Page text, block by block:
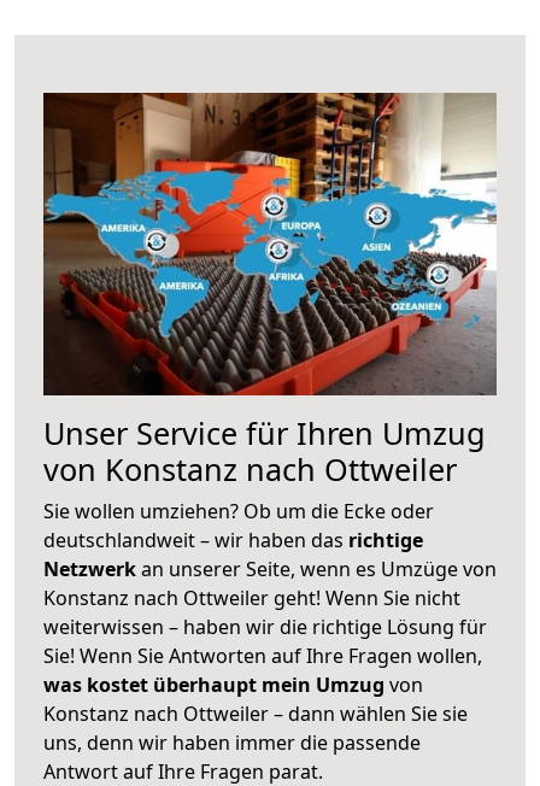
Unser Service für Ihren Umzug
von Konstanz nach Ottweiler
Sie wollen umziehen? Ob um die Ecke oder
deutschlandweit – wir haben das richtige
Netzwerkan unserer Seite, wenn es Umzüge von
Konstanz nach Ottweiler geht! Wenn Sie nicht
weiterwissen – haben wir die richtige Lösung für
Sie! Wenn Sie Antworten auf Ihre Fragen wollen,
was kostet überhaupt mein Umzug von
Konstanz nach Ottweiler – dann wählen Sie sie
uns, denn wir haben immer die passende
Antwort auf Ihre Fragen parat.